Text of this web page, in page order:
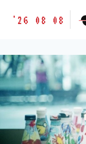
胶
味
道
LETSFILM
'26 08 08